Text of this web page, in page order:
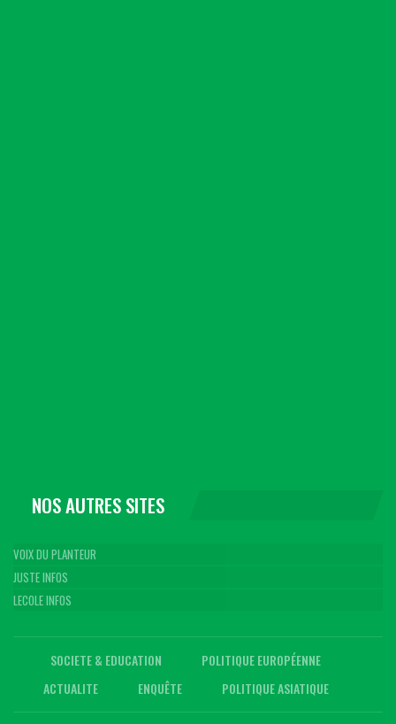
NOS AUTRES SITES
VOIX DU PLANTEUR
JUSTE INFOS
LECOLE INFOS
SOCIETE & EDUCATION
POLITIQUE EUROPÉENNE
ACTUALITE
ENQUÊTE POLITIQUE ASIATIQUE